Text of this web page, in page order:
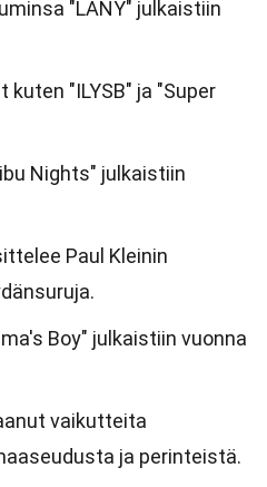
"LANY" julkaistiin
"ILYSB" ja "Super
Nights" julkaistiin
Paul Kleinin
Boy" julkaistiin vuonna
vaikutteita
ja perinteistä.